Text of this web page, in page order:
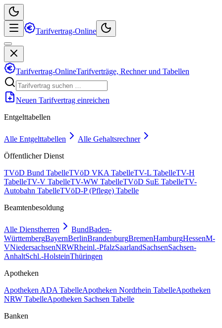
Tarifvertrag-Online
Tarifvertrag-OnlineTarifverträge, Rechner und Tabellen
Neuen Tarifvertrag einreichen
Entgelttabellen
Alle Entgelttabellen
Alle Gehaltsrechner
Öffentlicher Dienst
TVöD Bund TabelleTVöD VKA TabelleTV-L TabelleTV-H
TabelleTV-V TabelleTV-WW TabelleTVöD SuE TabelleTV-
Autobahn TabelleTVöD-P (Pflege) Tabelle
Beamtenbesoldung
Alle Dienstherren BundBaden-
WürttembergBayernBerlinBrandenburgBremenHamburgHessenM-
VNiedersachsenNRWRheinl.-PfalzSaarlandSachsenSachsen-
AnhaltSchl.-HolsteinThüringen
Apotheken
Apotheken ADA TabelleApotheken Nordrhein TabelleApotheken
NRW TabelleApotheken Sachsen Tabelle
Banken